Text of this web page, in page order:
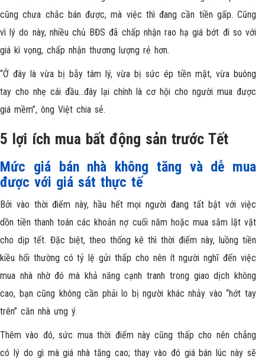
cũng chưa chắc bán được, mà việc thì đang cần tiền gấp. Cũng
vì lý do này, nhiều chủ BĐS đã chấp nhận rao hạ giá bớt đi so với
giá kì vọng, chấp nhận thương lượng rẻ hơn.
“Ở đây là vừa bị bẫy tâm lý, vừa bị sức ép tiền mặt, vừa buông
tay cho nhẹ cái đầu…đây lại chính là cơ hội cho người mua được
giá mềm”, ông Việt chia sẻ.
5 lợi ích mua bất động sản trước Tết
Mức giá bán nhà không tăng và dễ mua
được với giá sát thực tế
Bởi vào thời điểm này, hầu hết mọi người đang tất bật với việc
dồn tiền thanh toán các khoản nợ cuối năm hoặc mua sắm lặt vặt
cho dịp tết. Đặc biệt, theo thống kê thì thời điểm này, luồng tiền
kiều hối thường có tỷ lệ gửi thấp cho nên ít người nghĩ đến việc
mua nhà nhờ đó mà khả năng cạnh tranh trong giao dịch không
cao, bạn cũng không cần phải lo bị người khác nhảy vào “hớt tay
trên” căn nhà ưng ý.
Thêm vào đó, sức mua thời điểm này cũng thấp cho nên chẳng
có lý do gì mà giá nhà tăng cao; thay vào đó giá bán lúc này sẽ